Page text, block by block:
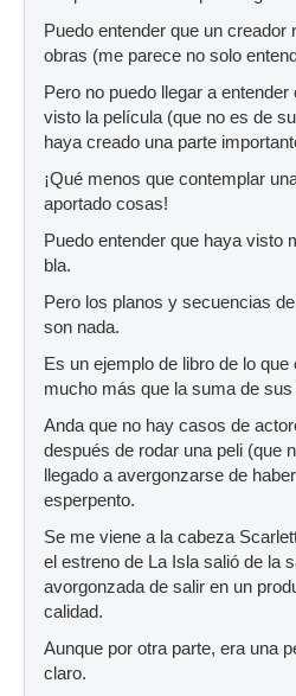
Puedo entender que un creador
obras (me parece no solo
Pero no puedo llegar a
visto la película (que no es de
haya creado una parte
¡Qué menos que contemplar
aportado cosas!
Puedo entender que haya visto
bla.
Pero los planos y secuencias
son nada.
Es un ejemplo de libro de lo
mucho más que la suma de sus
Anda que no hay casos de
después de rodar una peli (que
llegado a avergonzarse de
esperpento.
Se me viene a la cabeza
el estreno de La Isla salió de la
avorgonzada de salir en un
calidad.
Aunque por otra parte, era una
claro.